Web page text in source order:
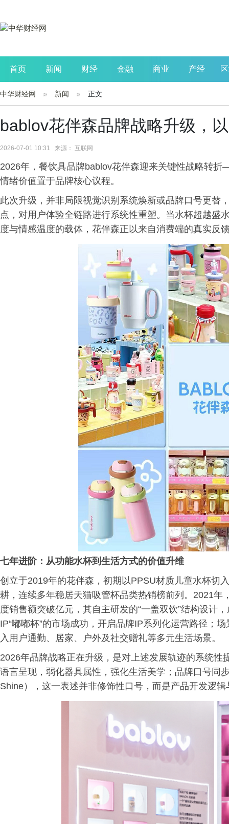
首页 新闻 财经 金融 商业 产经
公司 生活 读书
中华财经网 新闻 正文
bablov花伴森品牌战略升级，
2026-07-01 10:31 来源： 互联网
2026年，餐饮具品牌bablov花伴森迎来关键性战略转
情绪价值置于品牌核心议程。
此次升级，并非局限视觉识别系统焕新或品牌口号更替
点，对用户体验全链路进行系统性重塑。当水杯超越盛
度与情感温度的载体，花伴森正以来自消费端的真实反
七年进阶：从功能水杯到生活方式的价值升维
创立于2019年的花伴森，初期以PPSU材质儿童水杯切
耕，连续多年稳居天猫吸管杯品类热销榜前列。2021
度销售额突破亿元，其自主研发的“一盖双饮”结构设计
IP“嘟嘟杯”的市场成功，开启品牌IP系列化运营路径；
入用户通勤、居家、户外及社交赠礼等多元生活场景。
2026年品牌战略正在升级，是对上述发展轨迹的系统
语言呈现，弱化器具属性，强化生活美学；品牌口号同
Shine），这一表述并非修饰性口号，而是产品开发逻